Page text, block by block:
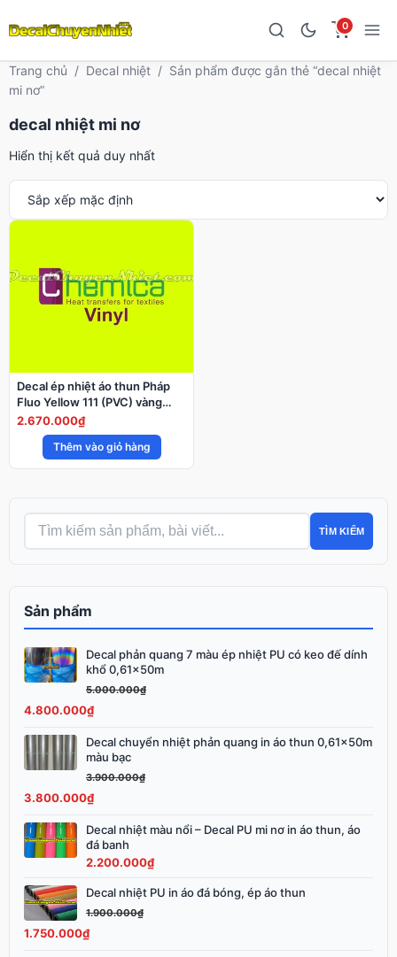
0
Trang chủ / Decal nhiệt / Sản phẩm được gắn thẻ “decal nhiệt
mi nơ”
decal nhiệt mi nơ
Hiển thị kết quả duy nhất
Decal ép nhiệt áo thun Pháp
Fluo Yellow 111 (PVC) vàng
chanh
2.670.000₫
Thêm vào giỏ hàng
TÌM KIẾM
Sản phẩm
Decal phản quang 7 màu ép nhiệt PU có keo đế dính
khổ 0,61x50m
5.000.000₫
Giá
gốc
5.000.000₫.
4.800.000₫
Giá
hiện
là:
4.800.000₫.
Decal chuyển nhiệt phản quang in áo thun 0,61x50m
màu bạc
3.900.000₫
Giá
gốc
3.900.000₫.
3.800.000₫
Giá
hiện
là:
3.800.000₫.
Decal nhiệt màu nổi – Decal PU mi nơ in áo thun, áo
đá banh
2.200.000₫
Decal nhiệt PU in áo đá bóng, ép áo thun
1.900.000₫
Giá
gốc
là:
1.750.000₫
Giá
hiện
tại